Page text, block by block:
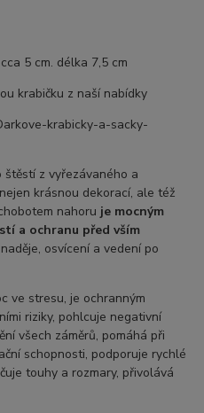
5 cm. délka 7,5 cm
krabičku z naší nabídky
krabicky-a-sacky-
z vyřezávaného a
krásnou dekorací, ale též
nahoru je mocným
a ochranu před vším
osvícení a vedení po
ve stresu, je ochranným
riziky, pohlcuje negativní
všech záměrů, pomáhá při
schopnosti, podporuje rychlé
touhy a rozmary, přivolává